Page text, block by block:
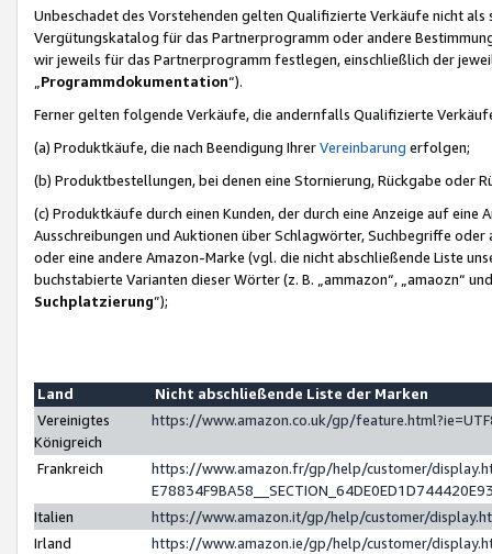
Unbeschadet des Vorstehenden gelten Qualifizierte Verkäufe nicht
Vergütungskatalog für das Partnerprogramm oder andere
wir jeweils für das Partnerprogramm festlegen, einschließlich der
Programmdokumentation“).
Ferner gelten folgende Verkäufe, die andernfalls Qualifizierte
(a) Produktkäufe, die nach Beendigung IhrerVereinbarung erfolgen;
(b) Produktbestellungen, bei denen eine Stornierung, Rückgabe oder
(c) Produktkäufe durch einen Kunden, der durch eine Anzeige auf
Ausschreibungen und Auktionen über Schlagwörter, Suchbegriffe
oder eine andere Amazon-Marke (vgl. die nicht abschließende Liste
buchstabierte Varianten dieser Wörter (z. B. „ammazon“, „amaozn“
Suchplatzierung”);
Land
Nicht abschließende Liste der Marken
Vereinigtes
Königreich
https://www.amazon.co.uk/gp/
Frankreich
https://www.amazon.fr/gp/help/customer/
Italien
https://www.amazon.it/gp/help/customer/
Irland
https://www.amazon.ie/gp/help/customer/